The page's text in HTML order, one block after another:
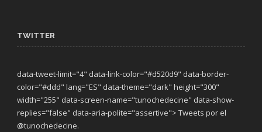
TWITTER
data-tweet-limit="4" data-link-color="#d520d9" data-border-
color="#ddd" lang="ES" data-theme="dark" height="300"
width="255" data-screen-name="tunochedecine" data-show-
replies="false" data-aria-polite="assertive"> Tweets por el
@tunochedecine.